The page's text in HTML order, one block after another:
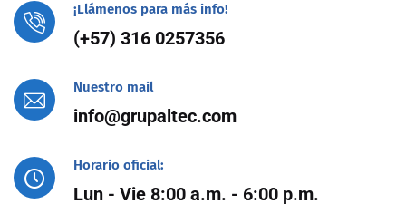
¡Llámenos para más info!
(+57) 316 0257356
Nuestro mail
info@grupaltec.com
Horario oficial:
Lun - Vie 8:00 a.m. - 6:00 p.m.